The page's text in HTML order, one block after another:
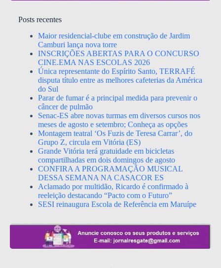
Posts recentes
Maior residencial-clube em construção de Jardim
Camburi lança nova torre
INSCRIÇÕES ABERTAS PARA O CONCURSO
CINE.EMA NAS ESCOLAS 2026
Única representante do Espírito Santo, TERRAFÉ
disputa título entre as melhores cafeterias da América
do Sul
Parar de fumar é a principal medida para prevenir o
câncer de pulmão
Senac-ES abre novas turmas em diversos cursos nos
meses de agosto e setembro; Conheça as opções
Montagem teatral ‘Os Fuzis de Teresa Carrar’, do
Grupo Z, circula em Vitória (ES)
Grande Vitória terá gratuidade em bicicletas
compartilhadas em dois domingos de agosto
CONFIRA A PROGRAMAÇÃO MUSICAL
DESSA SEMANA NA CASACOR ES
Aclamado por multidão, Ricardo é confirmado à
reeleição destacando “Pacto com o Futuro”
SESI reinaugura Escola de Referência em Maruípe